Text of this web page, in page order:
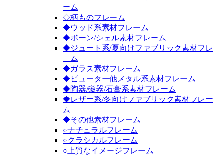
ーム
◇柄ものフレーム
◆ウッド系素材フレーム
◆ボーン/シェル素材フレーム
◆ジュート系/夏向けファブリック素材フレ
ーム
◆ガラス素材フレーム
◆ピューター他メタル系素材フレーム
◆陶器/磁器/石膏系素材フレーム
◆レザー系/冬向けファブリック素材フレー
ム
◆その他素材フレーム
○ナチュラルフレーム
○クラシカルフレーム
○上質なイメージフレーム